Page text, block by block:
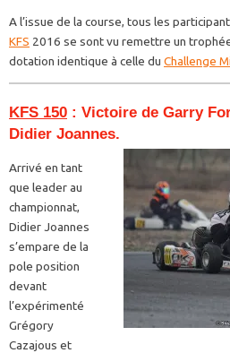
A l’issue de la course, tous les
KFS 2016 se sont vu remettre un
dotation identique à celle du Challenge
KFS 150 : Victoire de Garry
Didier Joannes.
Arrivé en tant
que leader au
championnat,
Didier Joannes
s’empare de la
pole position
devant
l’expérimenté
Grégory
Cazajous et